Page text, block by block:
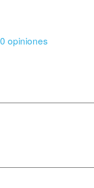
opiniones